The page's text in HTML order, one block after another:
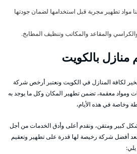
مواد تطهير مجربة قبل استخدامها لضمان جودتها
والمقاعد والمكاتب وتنظيف المطابخ.
بالكويت
لكافة المنازل في الكويت ونعتبر أرخص شركة
ومواد معقمة، تضمن تطهير المكان وكل ما يوجد به
وخاصة في هذه الأيام،
كبير ومتقن، ونقدم أعلى وأدق الخدمات من أجل
أفضل شركة رخيصة لها قدرة على تطهير وتعقيم